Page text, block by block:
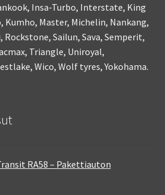
Insa-Turbo, Interstate, King
Kumho, Master, Michelin, Nankang,
Sailun, Sava, Semperit,
Triangle, Uniroyal,
Wico, Wolf tyres, Yokohama.
RA58 – Pakettiauton